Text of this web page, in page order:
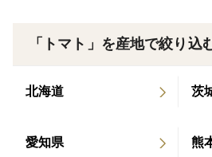
甘さと酸味のバランスが良く、
ます。
「トマト」を産地で絞り込
北海道 茨
愛知県 熊